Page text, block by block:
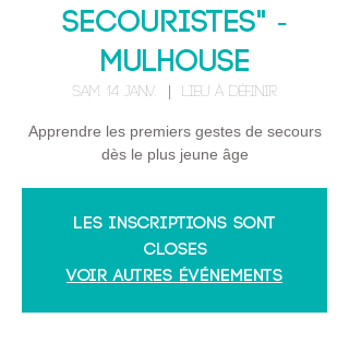
secouristes" -
MULHOUSE
sam. 14 janv. Lieu à définir
Apprendre les premiers gestes de secours
dès le plus jeune âge
Les inscriptions sont
closes
Voir autres événements